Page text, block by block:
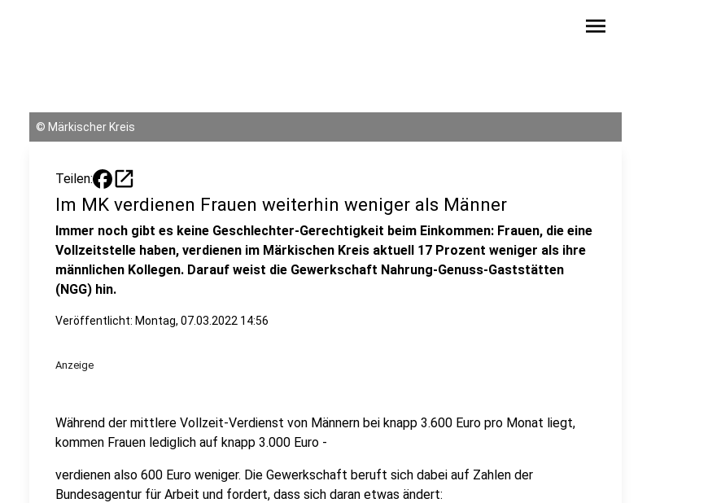
menu
© Märkischer Kreis
Teilen: open_in_new
Im MK verdienen Frauen weiterhin weniger als Männer
Immer noch gibt es keine Geschlechter-Gerechtigkeit beim Einkommen: Frauen, die eine
Vollzeitstelle haben, verdienen im Märkischen Kreis aktuell 17 Prozent weniger als ihre
männlichen Kollegen. Darauf weist die Gewerkschaft Nahrung-Genuss-Gaststätten
(NGG) hin.
Veröffentlicht: Montag, 07.03.2022 14:56
Anzeige
Während der mittlere Vollzeit-Verdienst von Männern bei knapp 3.600 Euro pro Monat liegt,
kommen Frauen lediglich auf knapp 3.000 Euro -
verdienen also 600 Euro weniger. Die Gewerkschaft beruft sich dabei auf Zahlen der
Bundesagentur für Arbeit und fordert, dass sich daran etwas ändert: